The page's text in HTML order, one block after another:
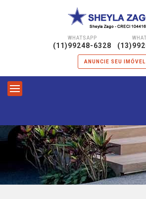
WHATSAPP
(11)99248-6328
ANUNCIE SEU IMÓVEL